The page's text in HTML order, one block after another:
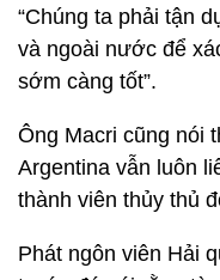
“Chúng ta phải tận
và ngoài nước để
sớm càng tốt”.
Ông Macri cũng nói
Argentina vẫn luôn
thành viên thủy thủ
Phát ngôn viên Hải